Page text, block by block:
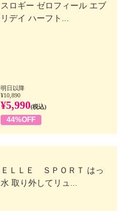
スロギー ゼロフィール エブ
リデイ ハーフト...
明日以降
¥10,890
¥5,990(税込)
44%OFF
ＥＬＬＥ ＳＰＯＲＴ はっ
水 取り外してリュ...